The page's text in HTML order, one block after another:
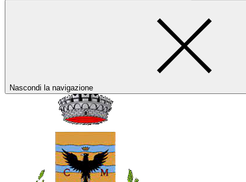
Nascondi la navigazione